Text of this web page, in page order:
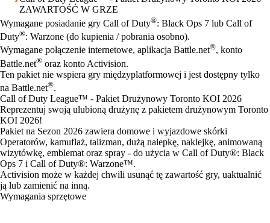
ZAWARTOŚĆ W GRZE
Cena
Available actions
Wymagane posiadanie gry Call of Duty®: Black Ops 7 lub Call of
Duty®: Warzone (do kupienia / pobrania osobno).
Wymagane połączenie internetowe, aplikacja Battle.net®, konto
Battle.net® oraz konto Activision.
Ten pakiet nie wspiera gry międzyplatformowej i jest dostępny tylko
na Battle.net®.
Call of Duty League™ - Pakiet Drużynowy Toronto KOI 2026
Reprezentuj swoją ulubioną drużynę z pakietem drużynowym Toronto
KOI 2026!
Pakiet na Sezon 2026 zawiera domowe i wyjazdowe skórki
Operatorów, kamuflaż, talizman, dużą nalepkę, naklejkę, animowaną
wizytówkę, emblemat oraz spray - do użycia w Call of Duty®: Black
Ops 7 i Call of Duty®: Warzone™.
Activision może w każdej chwili usunąć tę zawartość gry, uaktualnić
ją lub zamienić na inną.
Wymagania sprzętowe